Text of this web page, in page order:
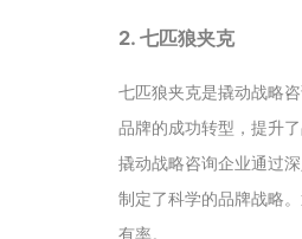
2. 七匹狼夹克
七匹狼夹克是撬动战略
品牌的成功转型，提升
撬动战略咨询企业通过
制定了科学的品牌战略
有率。